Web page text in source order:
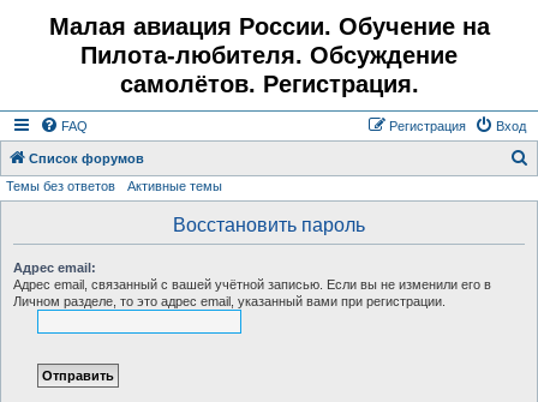
Малая авиация России. Обучение на
Пилота-любителя. Обсуждение
самолётов. Регистрация.
FAQ Вход
Регистрация
Список форумов
Темы без ответов Активные темы
Восстановить пароль
Адрес email:
Адрес email, связанный с вашей учётной записью. Если вы не изменили его в
Личном разделе, то это адрес email, указанный вами при регистрации.